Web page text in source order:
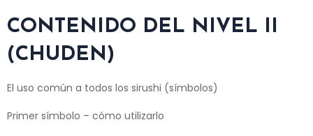
CONTENIDO DEL NIVEL II
(CHUDEN)
El uso común a todos los sirushi (símbolos)
Primer símbolo – cómo utilizarlo